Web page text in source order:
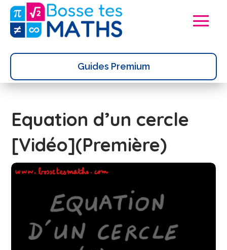
Guides Premium
Equation d’un cercle
[Vidéo](Première)